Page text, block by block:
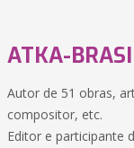
ATKA-
Autor de 51 obras,
compositor, etc.
Editor e participante